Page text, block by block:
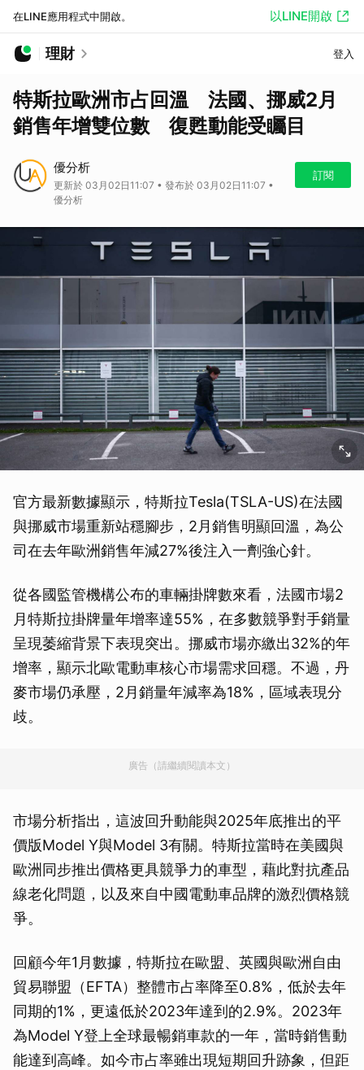
在LINE應用程式中開啟。 以LINE開啟
理財 登入
特斯拉歐洲市占回溫 法國、挪威2月
銷售年增雙位數 復甦動能受矚目
優分析
更新於 03月02日11:07 • 發布於 03月02日11:07 •
優分析
訂閱
官方最新數據顯示，特斯拉Tesla(TSLA-US)在法國
與挪威市場重新站穩腳步，2月銷售明顯回溫，為公
司在去年歐洲銷售年減27%後注入一劑強心針。
從各國監管機構公布的車輛掛牌數來看，法國市場2
月特斯拉掛牌量年增率達55%，在多數競爭對手銷量
呈現萎縮背景下表現突出。挪威市場亦繳出32%的年
增率，顯示北歐電動車核心市場需求回穩。不過，丹
麥市場仍承壓，2月銷量年減率為18%，區域表現分
歧。
廣告（請繼續閱讀本文）
市場分析指出，這波回升動能與2025年底推出的平
價版Model Y與Model 3有關。特斯拉當時在美國與
歐洲同步推出價格更具競爭力的車型，藉此對抗產品
線老化問題，以及來自中國電動車品牌的激烈價格競
爭。
回顧今年1月數據，特斯拉在歐盟、英國與歐洲自由
貿易聯盟（EFTA）整體市占率降至0.8%，低於去年
同期的1%，更遠低於2023年達到的2.9%。2023年
為Model Y登上全球最暢銷車款的一年，當時銷售動
能達到高峰。如今市占率雖出現短期回升跡象，但距